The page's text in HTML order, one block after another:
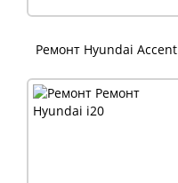
Ремонт Hyundai Accent